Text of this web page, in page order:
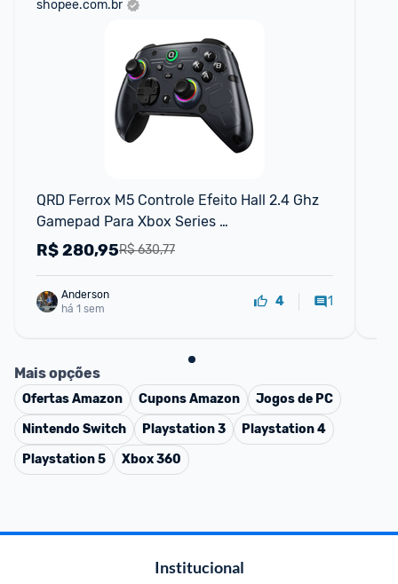
shopee.com.br
QRD Ferrox M5 Controle Efeito Hall 2.4 Ghz
Gamepad Para Xbox Series
XSOnePCSwitchMobile
R$ 630,77
R$280,95
Anderson
há 1 sem
4 1
Mais opções
OfertasAmazon CuponsAmazon
Jogos de PC
Nintendo Switch
Playstation 3
Playstation 4
Playstation 5
Xbox 360
Institucional